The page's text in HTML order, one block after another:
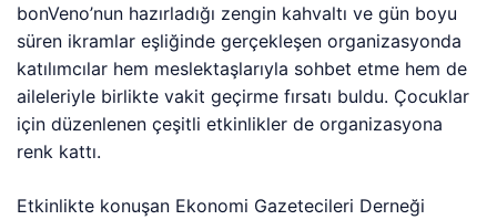
bonVeno’nun hazırladığı zengin kahvaltı ve gün boyu
süren ikramlar eşliğinde gerçekleşen organizasyonda
katılımcılar hem meslektaşlarıyla sohbet etme hem de
aileleriyle birlikte vakit geçirme fırsatı buldu. Çocuklar
için düzenlenen çeşitli etkinlikler de organizasyona
renk kattı.
Etkinlikte konuşan Ekonomi Gazetecileri Derneği